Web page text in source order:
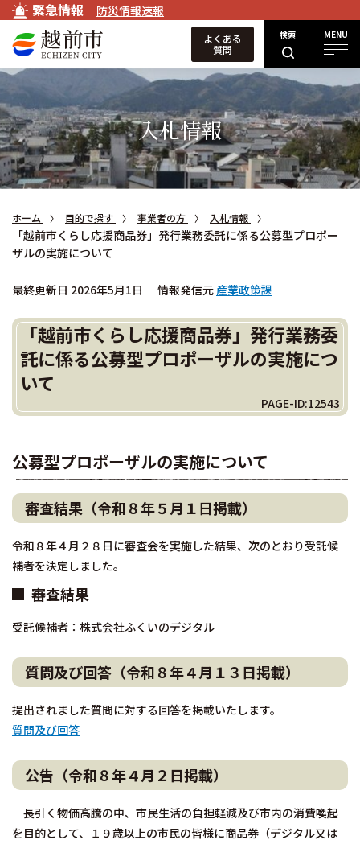
緊急情報 防災情報速報
検索 MENU
よくある
質問
入札情報
ホーム 目的で探す 事業者の方 入札情報
「越前市くらし応援商品券」発行業務委託に係る公募型プロポー
ザルの実施について
最終更新日 2026年5月1日 情報発信元 産業政策課
「越前市くらし応援商品券」発行業務委
託に係る公募型プロポーザルの実施につ
いて
PAGE-ID:12543
公募型プロポーザルの実施について
審査結果（令和８年５月１日掲載）
令和８年４月２８日に審査会を実施した結果、次のとおり受託候
補者を決定しました。
審査結果
受託候補者：株式会社ふくいのデジタル
質問及び回答（令和８年４月１３日掲載）
提出されました質問に対する回答を掲載いたします。
質問及び回答
公告（令和８年４月２日掲載）
長引く物価高騰の中、市民生活の負担軽減及び市内の消費喚起
を目的として、１９歳以上の市民の皆様に商品券（デジタル又は